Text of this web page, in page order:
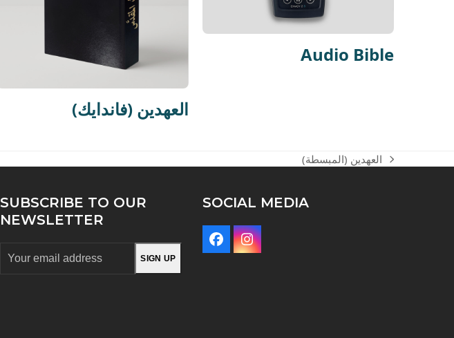
Audio Bible
(فاندايك) العهدين
next
العهدين (المبسطة)
SUBSCRIBE TO OUR
NEWSLETTER
SIGN UP
SOCIAL MEDIA
FacebookInstagram